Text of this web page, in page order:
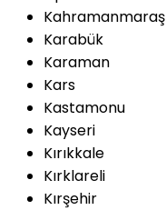
Kahramanmaraş
Karabük
Karaman
Kars
Kastamonu
Kayseri
Kırıkkale
Kırklareli
Kırşehir